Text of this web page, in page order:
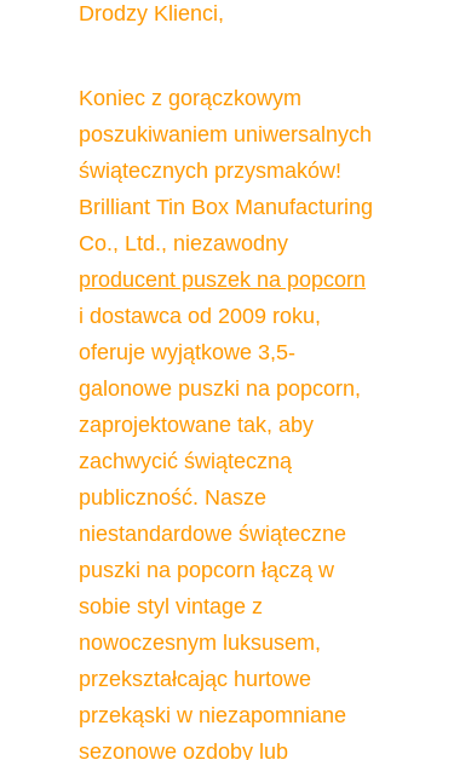
Drodzy Klienci,
Koniec z gorączkowym
poszukiwaniem uniwersalnych
świątecznych przysmaków!
Brilliant Tin Box Manufacturing
producent puszek na popcorn
i dostawca od 2009 roku,
oferuje wyjątkowe 3,5-
galonowe puszki na popcorn,
zaprojektowane tak, aby
zachwycić świąteczną
publiczność. Nasze
niestandardowe świąteczne
puszki na popcorn łączą w
sobie styl vintage z
nowoczesnym luksusem,
przekształcając hurtowe
przekąski w niezapomniane
sezonowe ozdoby lub